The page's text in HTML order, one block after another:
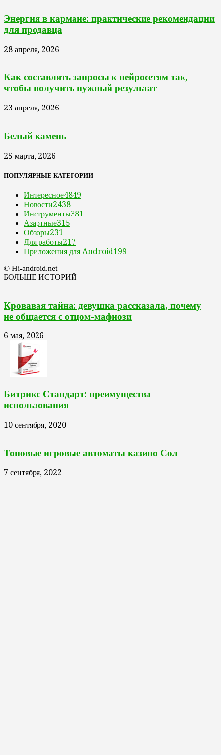
Энергия в кармане: практические рекомендации
для продавца
28 апреля, 2026
Как составлять запросы к нейросетям так,
чтобы получить нужный результат
23 апреля, 2026
Белый камень
25 марта, 2026
ПОПУЛЯРНЫЕ КАТЕГОРИИ
Интересное4849
Новости2438
Инструменты381
Азартные315
Обзоры231
Для работы217
Приложения для Android199
© Hi-android.net
БОЛЬШЕ ИСТОРИЙ
Кровавая тайна: девушка рассказала, почему
не общается с отцом-мафиози
6 мая, 2026
Битрикс Стандарт: преимущества
использования
10 сентября, 2020
Топовые игровые автоматы казино Сол
7 сентября, 2022